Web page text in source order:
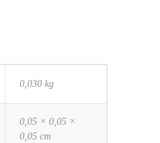
0,030 kg
0,05 × 0,05 ×
0,05 cm